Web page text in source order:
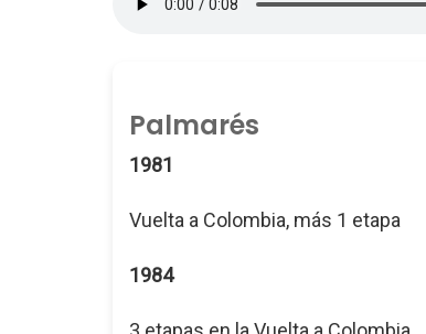
Palmarés
1981
Vuelta a Colombia, más 1 etapa
1984